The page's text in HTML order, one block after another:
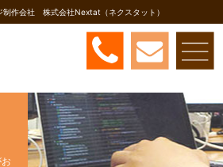
制作会社 株式会社Nextat（ネクスタット）